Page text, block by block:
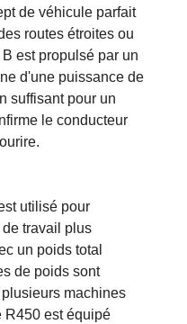
de véhicule parfait
routes étroites ou
est propulsé par un
d'une puissance de
suffisant pour un
le conducteur
utilisé pour
travail plus
un poids total
de poids sont
machines
R450 est équipé